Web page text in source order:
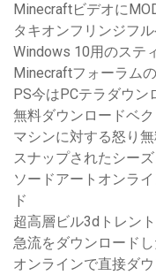
Minecraftビデオに
タキオンフリンジフ
Windows 10用のステ
Minecraftフォーラム
PS今はPCテラダウン
無料ダウンロードベ
マシンに対する怒り
スナップされたシー
ソードアートオンラ
ド
超高層ビル3dトレン
急流をダウンロード
オンラインで直接ダ